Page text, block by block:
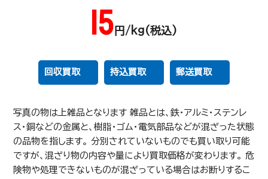
15 円/kg(税込)
回収買取 持込買取 郵送買取
写真の物は上雑品となります 雑品とは、鉄・アルミ・ステンレ
ス・銅などの金属と、樹脂・ゴム・電気部品などが混ざった状態
の品物を指します。 分別されていないものでも買い取り可能
ですが、混ざり物の内容や量により買取価格が変わります。 危
険物や処理できないものが混ざっている場合はお断りするこ